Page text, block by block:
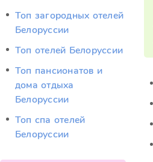
Топ загородных отелей
Белоруссии
Топ отелей Белоруссии
Топ пансионатов и
дома отдыха
Белоруссии
Топ спа отелей
Белоруссии